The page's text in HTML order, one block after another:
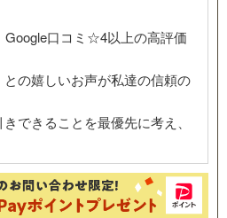
Google口コミ☆4以上の高評価
との嬉しいお声が私達の信頼の
できることを最優先に考え、